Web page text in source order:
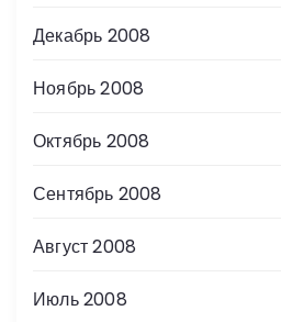
Декабрь 2008
Ноябрь 2008
Октябрь 2008
Сентябрь 2008
Август 2008
Июль 2008